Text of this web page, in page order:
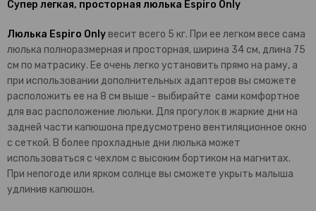
Супер легкая, просторная люлька Espiro Only
Люлька Espiro Only весит всего 5 кг. При ее легком весе сама
люлька полноразмерная и просторная, ширина 34 см, длина 75
см по матрасику. Ее очень легко установить прямо на раму, а
при использовании дополнительных адаптеров вы сможете
расположить ее на 8 см выше - выбирайте сами комфортное
для вас расположение люльки. Для прогулок в жаркие дни на
задней части капюшона предусмотрено вентиляционное окно
с сеткой. В более прохладные дни люлька может
использоваться с чехлом с высоким бортиком на магнитах.
При непогоде или ярком солнце вы сможете укрыть малыша
удлинив капюшон.